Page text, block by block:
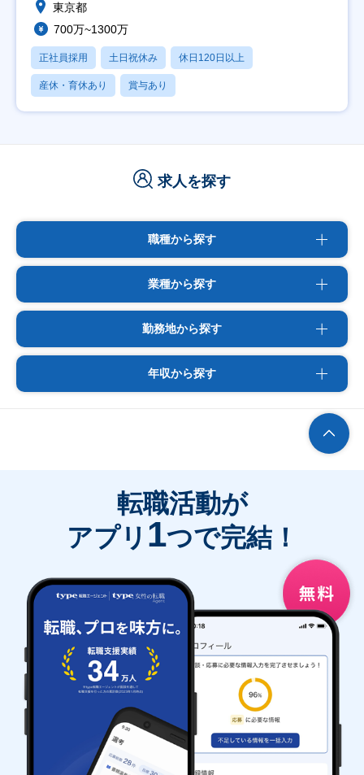
東京都
700万~1300万
正社員採用 土日祝休み 休日120日以上
産休・育休あり 賞与あり
求人を探す
職種から探す
業種から探す
勤務地から探す
年収から探す
転職活動が
アプリ 1つで完結！